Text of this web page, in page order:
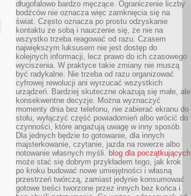
długofalowo bardzo męczące. Ograniczenie liczby
bodźców nie oznacza więc zamknięcia się na
świat. Często oznacza po prostu odzyskanie
kontaktu ze sobą i nauczenie się, że nie na
wszystko trzeba reagować od razu. Czasem
największym luksusem nie jest dostęp do
kolejnych informacji, lecz prawo do ich czasowego
wyciszenia. W praktyce takie zmiany nie muszą
być radykalne. Nie trzeba od razu organizować
cyfrowej rewolucji ani wyrzucać wszystkich
urządzeń. Bardziej skuteczne okazują się małe, ale
konsekwentne decyzje. Można wyznaczyć
momenty dnia bez telefonu, nie zabierać ekranu do
stołu, wyłączyć część powiadomień albo wrócić do
czynności, które angażują uwagę w inny sposób.
Dla jednych będzie to gotowanie, dla innych
majsterkowanie, czytanie, jazda na rowerze albo
notowanie własnych myśli. blog dla początkujących
może stać się dobrym przykładem tego, jak krok
po kroku budować nowe umiejętności i własną
przestrzeń twórczą, zamiast jedynie konsumować
gotowe treści tworzone przez innych bez końca i